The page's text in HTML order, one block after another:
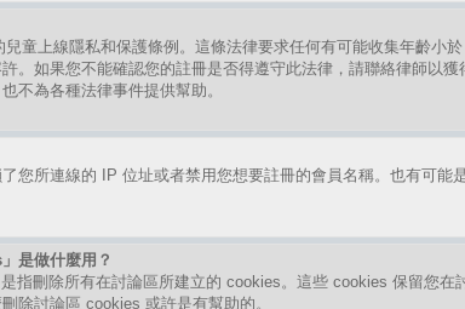
童上線隱私和保護條例。這條法律要求任何有可能收集年齡小
。如果您不能確認您的註冊是否得遵守此法律，請聯絡律師以
不為各種法律事件提供幫助。
您所連線的 IP 位址或者禁用您想要註冊的會員名稱。也有可能
是做什麼用？
是指刪除所有在討論區所建立的 cookies。這些 cookies 保留您
除討論區 cookies 或許是有幫助的。